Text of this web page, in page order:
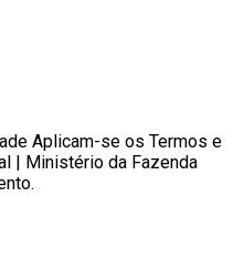
Aplicam-se os Termos e
| Ministério da Fazenda